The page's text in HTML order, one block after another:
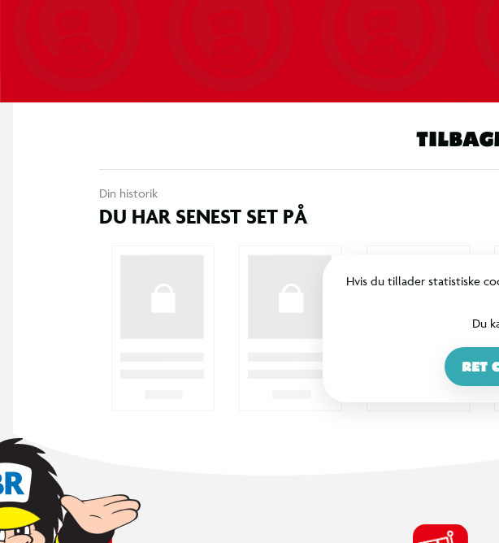
· Forbedret grafik – Oplev dybere fordybelse med markant opgraderet grafik, herunder
forbedret belysning, skygger, animationskvalitet, anti-aliasing, for blot at nævne nogle få.
· Jævnere gennemrejse – Gennemrejse problemfrit den åbne verden og kryds ind i
butikker uden indlæsningsskærme.
indlæsningstider takket være ydeevneopgraderinger på Nintendo Switch 2
· Forbedret opløsning – Oplev forbedret opløsning på op til 1440p og HDR i docket
· Joy-Con 2-controllere som musefunktion – Spil, som du vil, med muligheden for at
Din historik
DU HAR SENEST SET PÅ
Hvis du tillader statistiske
Du
RET